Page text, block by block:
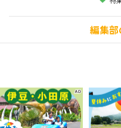
編集